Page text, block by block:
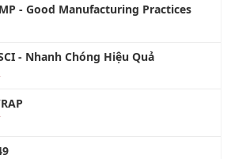
- Good Manufacturing Practices
- Nhanh Chóng Hiệu Quả